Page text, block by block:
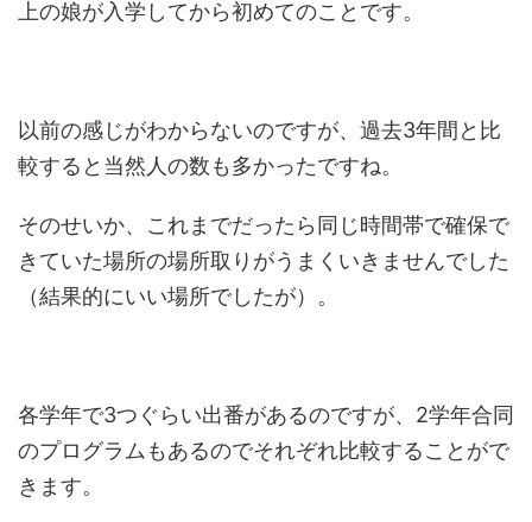
上の娘が入学してから初めてのことです。
以前の感じがわからないのですが、過去3年間と比
較すると当然人の数も多かったですね。
そのせいか、これまでだったら同じ時間帯で確保で
きていた場所の場所取りがうまくいきませんでした
（結果的にいい場所でしたが）。
各学年で3つぐらい出番があるのですが、2学年合同
のプログラムもあるのでそれぞれ比較することがで
きます。